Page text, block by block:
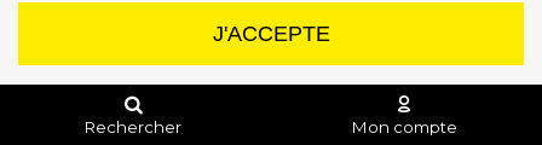
qui lui aura été adressée à cet effet par la Partie
faire application de l'exception d'inexécution tant
que la Partie défaillante n'aura pas remédié au
J'ACCEPTE
Rechercher Mon compte